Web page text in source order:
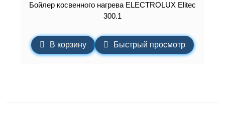
Бойлер косвенного нагрева ELECTROLUX Elitec
300.1
В корзину Быстрый просмотр